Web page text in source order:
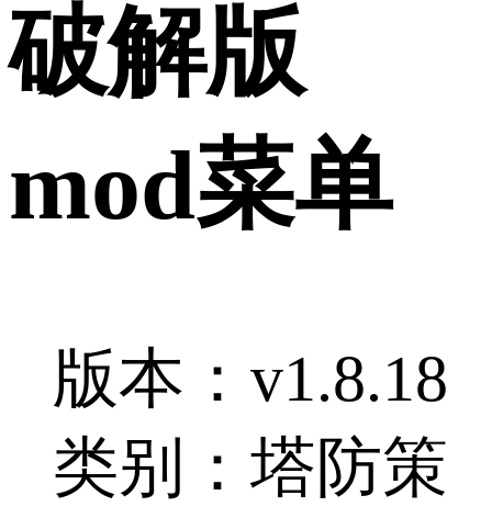
破解版
mod菜单
版本：v1.8.18
类别：塔防策